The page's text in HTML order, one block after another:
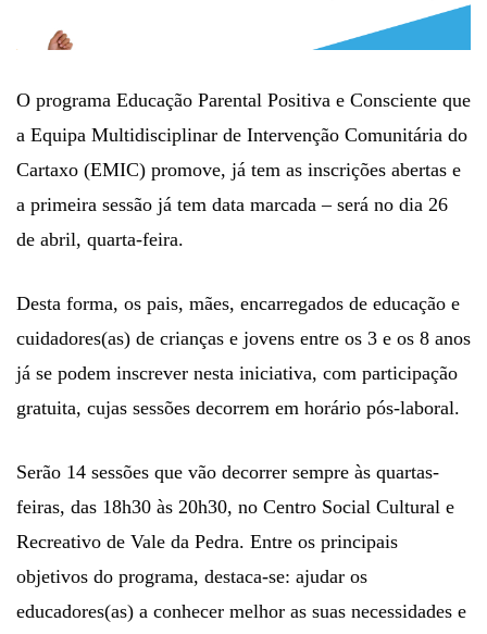
O programa Educação Parental Positiva e Consciente que
a Equipa Multidisciplinar de Intervenção Comunitária do
Cartaxo (EMIC) promove, já tem as inscrições abertas e
a primeira sessão já tem data marcada – será no dia 26
de abril, quarta-feira.
Desta forma, os pais, mães, encarregados de educação e
cuidadores(as) de crianças e jovens entre os 3 e os 8 anos
já se podem inscrever nesta iniciativa, com participação
gratuita, cujas sessões decorrem em horário pós-laboral.
Serão 14 sessões que vão decorrer sempre às quartas-
feiras, das 18h30 às 20h30, no Centro Social Cultural e
Recreativo de Vale da Pedra. Entre os principais
objetivos do programa, destaca-se: ajudar os
educadores(as) a conhecer melhor as suas necessidades e